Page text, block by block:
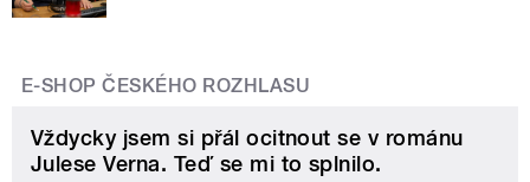
E-SHOP ČESKÉHO ROZHLASU
Vždycky jsem si přál ocitnout se v románu
Julese Verna. Teď se mi to splnilo.